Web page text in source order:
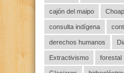
cajón del maipo
consulta indígena
derechos humanos
Extractivismo forestal